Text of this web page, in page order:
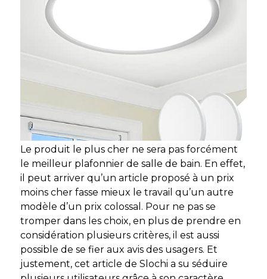
Le produit le plus cher ne sera pas forcément
le meilleur plafonnier de salle de bain. En effet,
il peut arriver qu’un article proposé à un prix
moins cher fasse mieux le travail qu’un autre
modèle d’un prix colossal. Pour ne pas se
tromper dans les choix, en plus de prendre en
considération plusieurs critères, il est aussi
possible de se fier aux avis des usagers. Et
justement, cet article de Slochi a su séduire